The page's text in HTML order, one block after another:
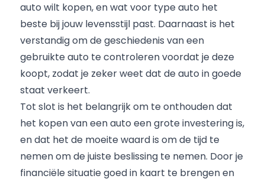
auto wilt kopen, en wat voor type auto het
beste bij jouw levensstijl past. Daarnaast is het
verstandig om de geschiedenis van een
gebruikte auto te controleren voordat je deze
koopt, zodat je zeker weet dat de auto in goede
staat verkeert.
Tot slot is het belangrijk om te onthouden dat
het kopen van een auto een grote investering is,
en dat het de moeite waard is om de tijd te
nemen om de juiste beslissing te nemen. Door je
financiële situatie goed in kaart te brengen en